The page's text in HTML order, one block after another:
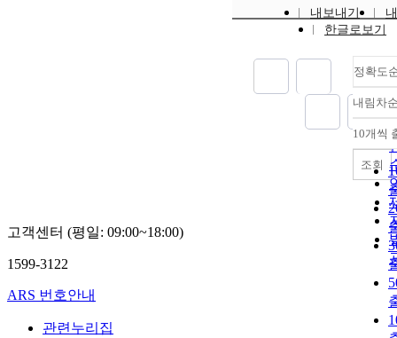
내보내기
한글로보기
정확도
내림차
10개씩
조회
고객센터 (평일: 09:00~18:00)
1599-3122
ARS 번호안내
관련누리집